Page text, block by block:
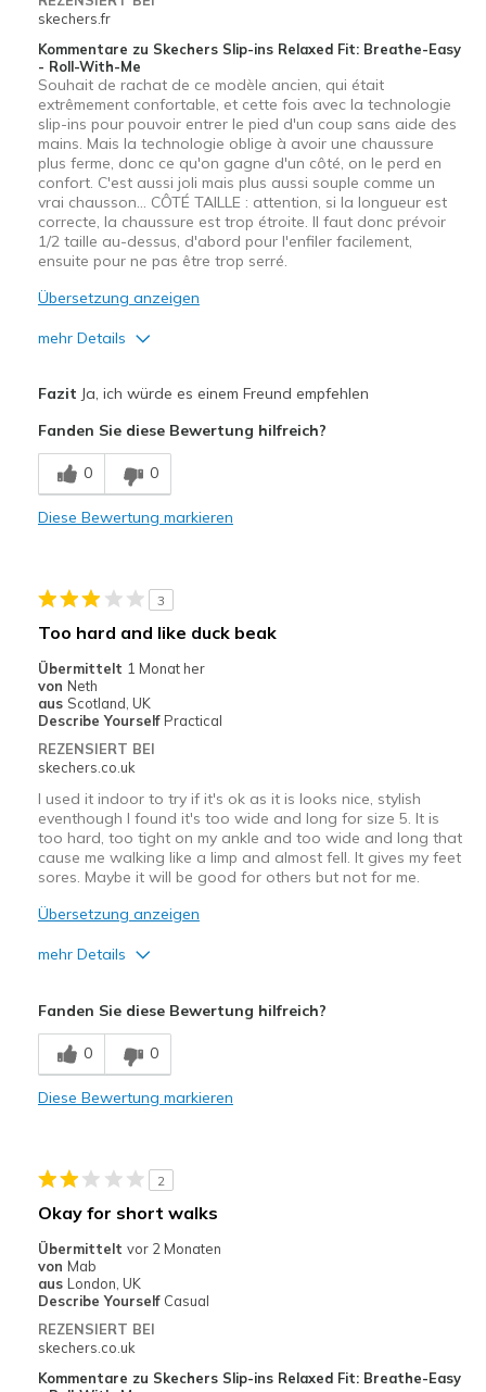
skechers.fr
Kommentare zu Skechers Slip-ins Relaxed Fit: Breathe-Easy
- Roll-With-Me
Souhait de rachat de ce modèle ancien, qui était
extrêmement confortable, et cette fois avec la technologie
slip-ins pour pouvoir entrer le pied d'un coup sans aide des
mains. Mais la technologie oblige à avoir une chaussure
plus ferme, donc ce qu'on gagne d'un côté, on le perd en
confort. C'est aussi joli mais plus aussi souple comme un
vrai chausson... CÔTÉ TAILLE : attention, si la longueur est
correcte, la chaussure est trop étroite. Il faut donc prévoir
1/2 taille au-dessus, d'abord pour l'enfiler facilement,
ensuite pour ne pas être trop serré.
Übersetzung anzeigen
mehr Details
Design séduisant
Entrée et sortie faciles
Quotidien
Taille
Largeur
Trop étroites
Fazit Ja, ich würde es einem Freund empfehlen
Fanden Sie diese Bewertung hilfreich?
0 0
Diese Bewertung markieren
3
Too hard and like duck beak
Übermittelt 1 Monat her
von Neth
aus Scotland, UK
Describe Yourself Practical
REZENSIERT BEI
skechers.co.uk
I used it indoor to try if it's ok as it is looks nice, stylish
eventhough I found it's too wide and long for size 5. It is
too hard, too tight on my ankle and too wide and long that
cause me walking like a limp and almost fell. It gives my feet
sores. Maybe it will be good for others but not for me.
Übersetzung anzeigen
mehr Details
Stylish
Too narrow in ankle, too wide & too long size5
Sizing
View On Shoes
Fanden Sie diese Bewertung hilfreich?
0 0
Diese Bewertung markieren
2
Okay for short walks
Übermittelt vor 2 Monaten
von Mab
aus London, UK
Describe Yourself Casual
REZENSIERT BEI
skechers.co.uk
Kommentare zu Skechers Slip-ins Relaxed Fit: Breathe-Easy